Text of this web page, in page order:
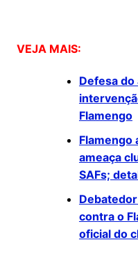
VEJA MAIS:
Defesa
Flamengo
ameaça
SAFs;
contra o
oficial do